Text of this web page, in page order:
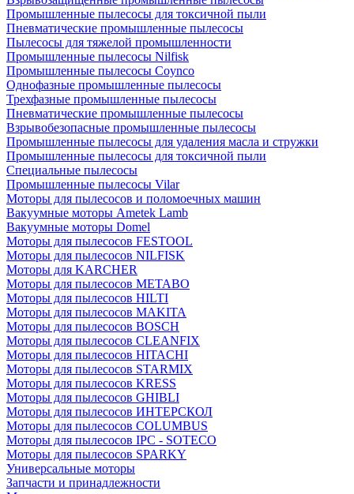
Промышленные пылесосы для токсичной пыли
Пневматические промышленные пылесосы
Пылесосы для тяжелой промышленности
Промышленные пылесосы Nilfisk
Промышленные пылесосы Coynco
Однофазные промышленные пылесосы
Трехфазные промышленные пылесосы
Пневматические промышленные пылесосы
Взрывобезопасные промышленные пылесосы
Промышленные пылесосы для удаления масла и стружки
Промышленные пылесосы для токсичной пыли
Специальные пылесосы
Промышленные пылесосы Vilar
Моторы для пылесосов и поломоечных машин
Вакуумные моторы Ametek Lamb
Вакуумные моторы Domel
Моторы для пылесосов FESTOOL
Моторы для пылесосов NILFISK
Моторы для KARCHER
Моторы для пылесосов METABO
Моторы для пылесосов HILTI
Моторы для пылесосов MAKITA
Моторы для пылесосов BOSCH
Моторы для пылесосов CLEANFIX
Моторы для пылесосов HITACHI
Моторы для пылесосов STARMIX
Моторы для пылесосов KRESS
Моторы для пылесосов GHIBLI
Моторы для пылесосов ИНТЕРСКОЛ
Моторы для пылесосов COLUMBUS
Моторы для пылесосов IPC - SOTECO
Моторы для пылесосов SPARKY
Универсальные моторы
Запчасти и принадлежности